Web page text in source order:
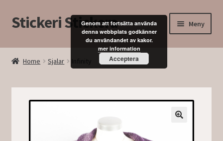
Hoppa
till
Hoppa
till
Stickeri Stickera Meny
Hem
Kurser
Home Sjalar Infinity
Genom att fortsätta använda
denna webbplats godkänner
du användandet av kakor.
mer information
Acceptera